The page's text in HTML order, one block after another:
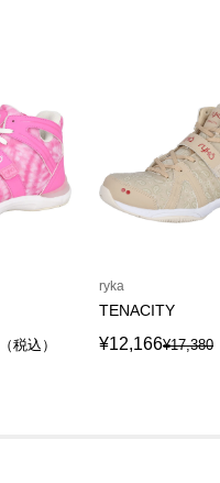
（税込）
ryka
TENACITY
¥12,166¥17,380